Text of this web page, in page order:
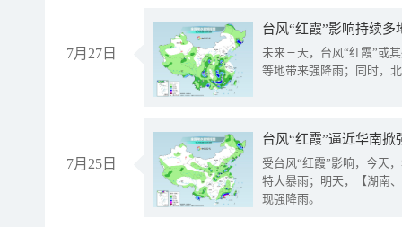
7月27日
台风“红霞”影响持续
未来三天，台风“红霞”或
等地带来强降雨；同时，
7月25日
台风“红霞”逼近华南
受台风“红霞”影响，今天
特大暴雨；明天，【湖南
现强降雨。